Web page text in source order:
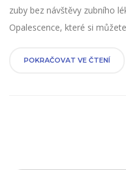
zuby bez návštěvy zubního
Opalescence, které si
Pojďme se tedy podívat, jak
POKRAČOVAT VE ČTENÍ